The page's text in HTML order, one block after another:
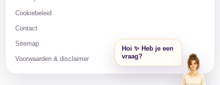
Cookiebeleid
Contact
Sitemap
Voorwaarden & disclaimer
Hoi ✨ Heb je een
vraag?